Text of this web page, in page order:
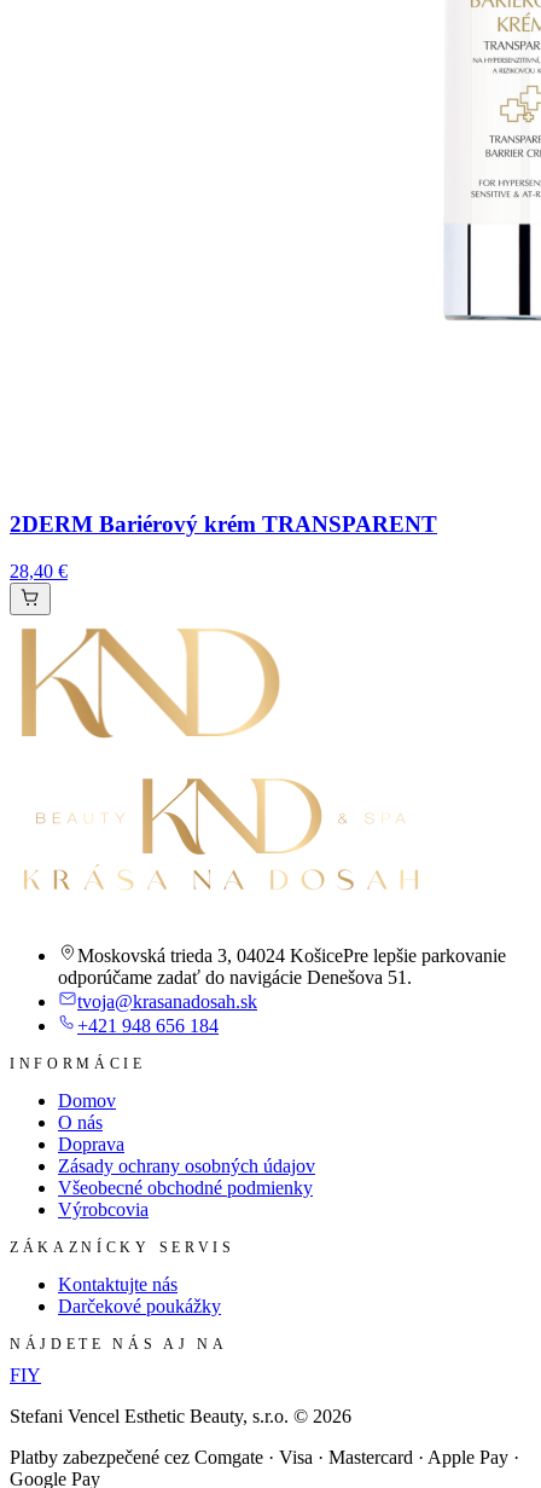
2DERM Bariérový krém TRANSPARENT
28,40 €
Moskovská trieda 3, 04024 KošicePre lepšie parkovanie
odporúčame zadať do navigácie Denešova 51.
tvoja@krasanadosah.sk
+421 948 656 184
INFORMÁCIE
Domov
O nás
Doprava
Zásady ochrany osobných údajov
Všeobecné obchodné podmienky
Výrobcovia
ZÁKAZNÍCKY SERVIS
Kontaktujte nás
Darčekové poukážky
NÁJDETE NÁS AJ NA
FIY
Stefani Vencel Esthetic Beauty, s.r.o. © 2026
Platby zabezpečené cez Comgate · Visa · Mastercard · Apple Pay ·
Google Pay